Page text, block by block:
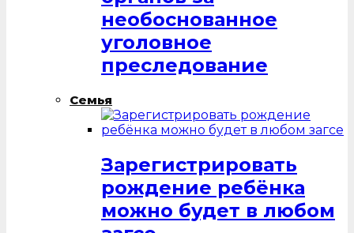
необоснованное
уголовное
преследование
Семья
Зарегистрировать
рождение ребёнка
можно будет в любом